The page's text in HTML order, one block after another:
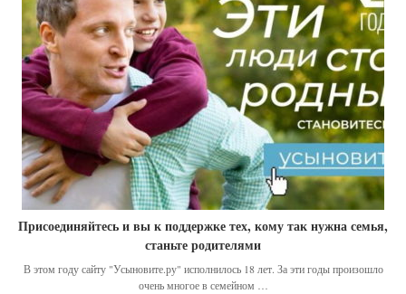
Присоединяйтесь и вы к поддержке тех, кому так нужна семья,
станьте родителями
В этом году сайту "Усыновите.ру" исполнилось 18 лет. За эти годы произошло
очень многое в семейном …